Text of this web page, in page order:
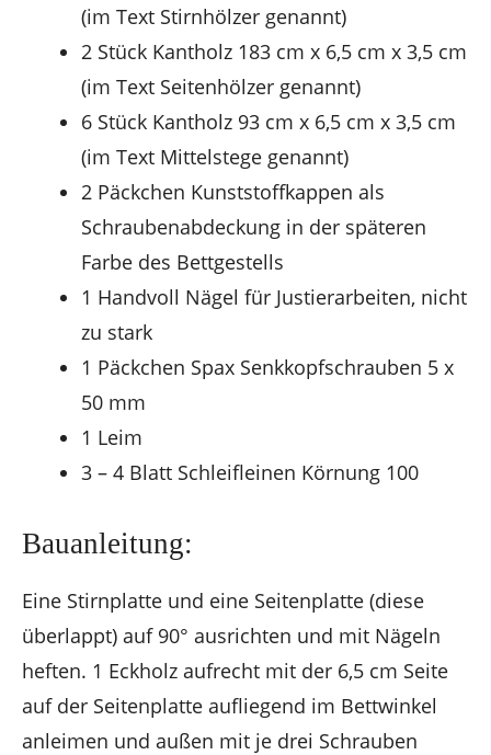
(im Text Stirnhölzer genannt)
2 Stück Kantholz 183 cm x 6,5 cm x 3,5 cm
(im Text Seitenhölzer genannt)
6 Stück Kantholz 93 cm x 6,5 cm x 3,5 cm
(im Text Mittelstege genannt)
2 Päckchen Kunststoffkappen als
Schraubenabdeckung in der späteren
Farbe des Bettgestells
1 Handvoll Nägel für Justierarbeiten, nicht
zu stark
1 Päckchen Spax Senkkopfschrauben 5 x
50 mm
1 Leim
3 – 4 Blatt Schleifleinen Körnung 100
Bauanleitung:
Eine Stirnplatte und eine Seitenplatte (diese
überlappt) auf 90° ausrichten und mit Nägeln
heften. 1 Eckholz aufrecht mit der 6,5 cm Seite
auf der Seitenplatte aufliegend im Bettwinkel
anleimen und außen mit je drei Schrauben